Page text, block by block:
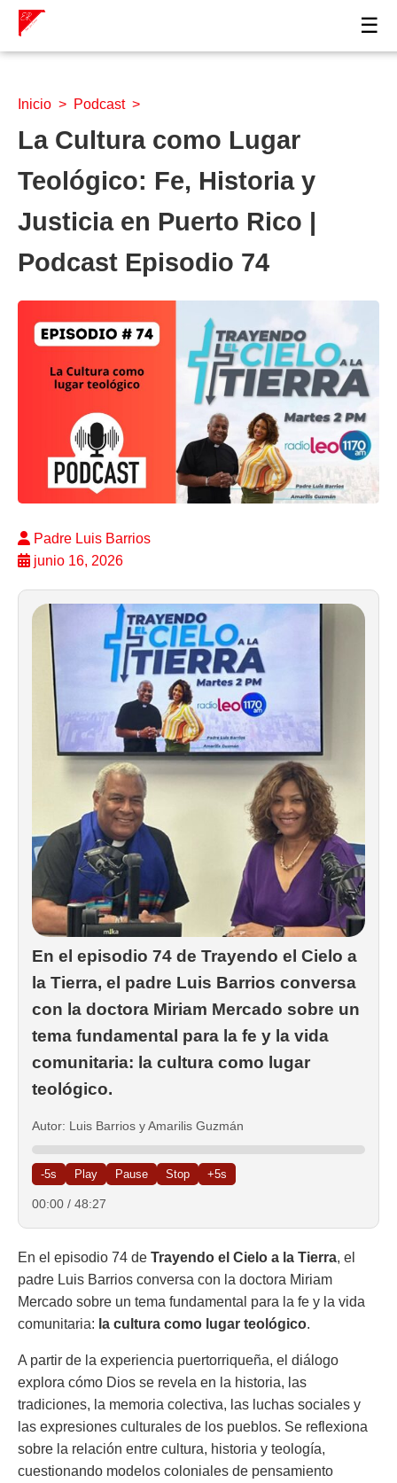
☰
Inicio > Podcast>
La Cultura como Lugar
Teológico: Fe, Historia y
Justicia en Puerto Rico |
Podcast Episodio 74
Padre Luis Barrios
junio 16, 2026
En el episodio 74 de Trayendo el Cielo a
la Tierra, el padre Luis Barrios conversa
con la doctora Miriam Mercado sobre un
tema fundamental para la fe y la vida
comunitaria: la cultura como lugar
teológico.
Autor: Luis Barrios y Amarilis Guzmán
-5s Play Pause Stop +5s
00:00 / 48:27
En el episodio 74 de Trayendo el Cielo a la Tierra, el
padre Luis Barrios conversa con la doctora Miriam
Mercado sobre un tema fundamental para la fe y la vida
comunitaria: la cultura como lugar teológico.
A partir de la experiencia puertorriqueña, el diálogo
explora cómo Dios se revela en la historia, las
tradiciones, la memoria colectiva, las luchas sociales y
las expresiones culturales de los pueblos. Se reflexiona
sobre la relación entre cultura, historia y teología,
cuestionando modelos coloniales de pensamiento